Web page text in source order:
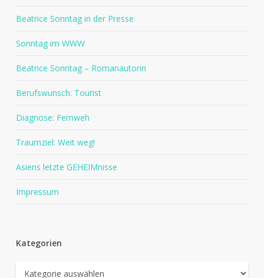
Beatrice Sonntag in der Presse
Sonntag im WWW
Beatrice Sonntag – Romanautorin
Berufswunsch: Tourist
Diagnose: Fernweh
Traumziel: Weit weg!
Asiens letzte GEHEIMnisse
Impressum
Kategorien
Kategorien